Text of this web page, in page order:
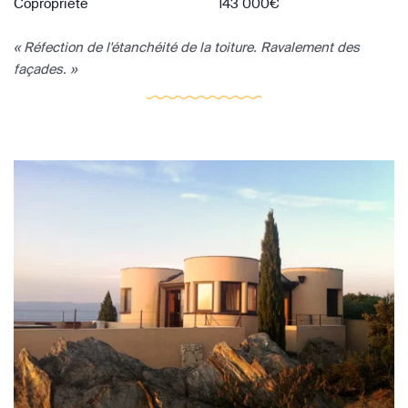
« Réfection de l'étanchéité de la toiture. Ravalement des
façades. »